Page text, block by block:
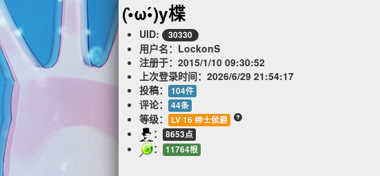
(•̀ω•́)y楪
UID: 30330
用户名：LockonS
注册于： 2015/1/10 09:30:52
上次登录时间： 2026/6/29 21:54:17
投稿：
104件
评论： 44条
等级： LV 16 绅士侯爵
： 8653点
： 11764根